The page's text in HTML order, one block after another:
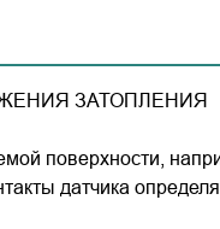
ЗАТОПЛЕНИЯ
поверхности,
датчика